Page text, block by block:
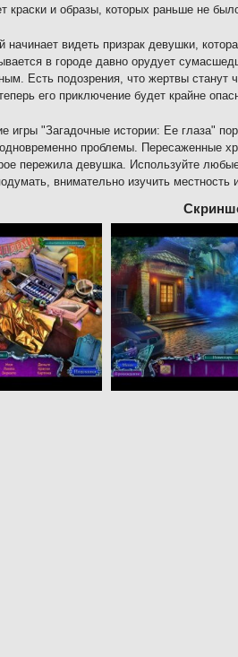
краски и образы, которых раньше не
начинает видеть призрак девушки,
в городе давно орудует
Есть подозрения, что жертвы
его приключение будет крайне
игры "Загадочные истории: Ее глаза"
проблемы. Пересаженные
пережила девушка. Используйте
внимательно изучить